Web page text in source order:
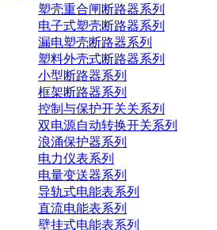
塑壳重合闸断路器系列
电子式塑壳断路器系列
漏电塑壳断路器系列
塑料外壳式断路器系列
小型断路器系列
框架断路器系列
控制与保护开关关系列
双电源自动转换开关系列
浪涌保护器系列
电力仪表系列
电量变送器系列
导轨式电能表系列
直流电能表系列
壁挂式电能表系列